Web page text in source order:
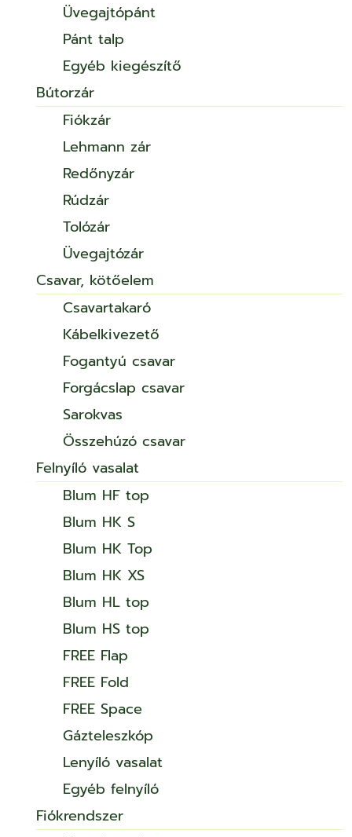
Üvegajtópánt
Pánt talp
Egyéb kiegészítő
Bútorzár
Fiókzár
Lehmann zár
Redőnyzár
Rúdzár
Tolózár
Üvegajtózár
Csavar, kötőelem
Csavartakaró
Kábelkivezető
Fogantyú csavar
Forgácslap csavar
Sarokvas
Összehúzó csavar
Felnyíló vasalat
Blum HF top
Blum HK S
Blum HK Top
Blum HK XS
Blum HL top
Blum HS top
FREE Flap
FREE Fold
FREE Space
Gázteleszkóp
Lenyíló vasalat
Egyéb felnyíló
Fiókrendszer